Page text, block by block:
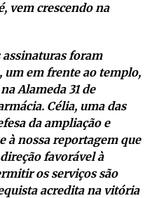
vem crescendo na
foram
em frente ao templo,
Alameda 31 de
Célia, uma das
da ampliação e
à nossa reportagem que
favorável à
os serviços são
acredita na vitória